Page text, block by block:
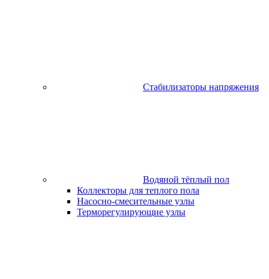
Стабилизаторы напряжения
Водяной тёплый пол
Коллекторы для теплого пола
Насосно-смесительные узлы
Терморегулирующие узлы